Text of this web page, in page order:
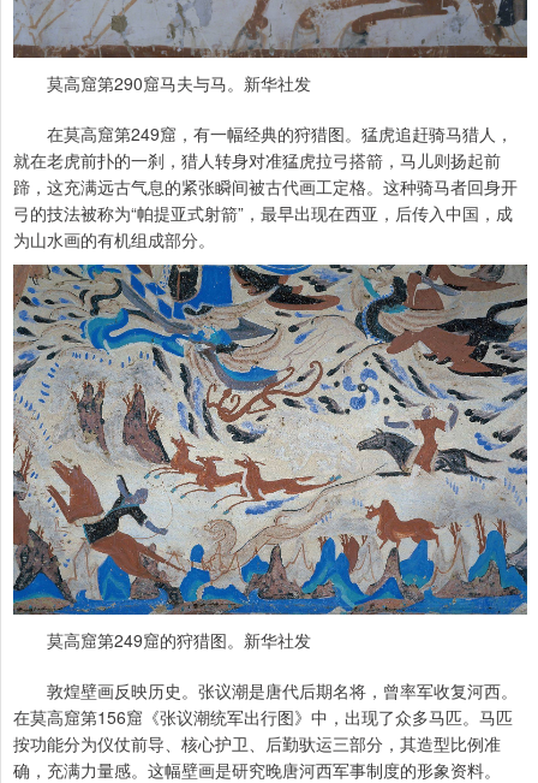
莫高窟第290窟马夫与马。新华社发
在莫高窟第249窟，有一幅经典的狩猎图。猛虎追赶骑马猎人，
就在老虎前扑的一刹，猎人转身对准猛虎拉弓搭箭，马儿则扬起前
蹄，这充满远古气息的紧张瞬间被古代画工定格。这种骑马者回身开
弓的技法被称为“帕提亚式射箭”，最早出现在西亚，后传入中国，成
为山水画的有机组成部分。
莫高窟第249窟的狩猎图。新华社发
敦煌壁画反映历史。张议潮是唐代后期名将，曾率军收复河西。
在莫高窟第156窟《张议潮统军出行图》中，出现了众多马匹。马匹
按功能分为仪仗前导、核心护卫、后勤驮运三部分，其造型比例准
确，充满力量感。这幅壁画是研究晚唐河西军事制度的形象资料。